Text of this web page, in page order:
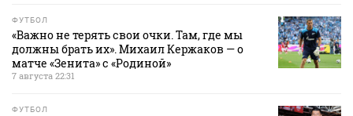
ФУТБОЛ
«Важно не терять свои очки. Там, где мы
должны брать их». Михаил Кержаков — о
матче «Зенита» с «Родиной»
7 августа 22:31
ФУТБОЛ